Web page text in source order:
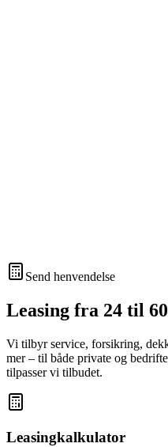
Send henvendelse
Leasing fra 24 til
Vi tilbyr service, forsikring,
mer – til både private og
tilpasser vi tilbudet.
Leasingkalkulator